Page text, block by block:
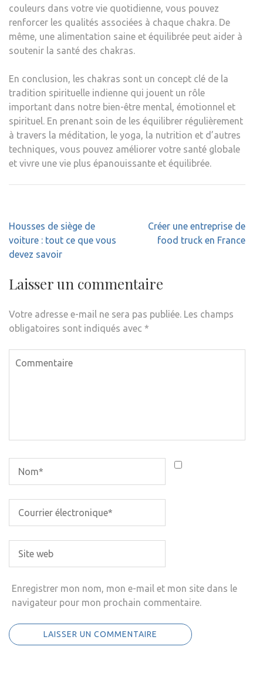
couleurs dans votre vie quotidienne, vous pouvez
renforcer les qualités associées à chaque chakra. De
même, une alimentation saine et équilibrée peut aider à
soutenir la santé des chakras.
En conclusion, les chakras sont un concept clé de la
tradition spirituelle indienne qui jouent un rôle
important dans notre bien-être mental, émotionnel et
spirituel. En prenant soin de les équilibrer régulièrement
à travers la méditation, le yoga, la nutrition et d’autres
techniques, vous pouvez améliorer votre santé globale
et vivre une vie plus épanouissante et équilibrée.
Navigation
de
l’article
Housses de siège de
voiture : tout ce que vous
devez savoir
Créer une entreprise de
food truck en France
Laisser un commentaire
Votre adresse e-mail ne sera pas publiée. Les champs
obligatoires sont indiqués avec *
Enregistrer mon nom, mon e-mail et mon site dans le
navigateur pour mon prochain commentaire.